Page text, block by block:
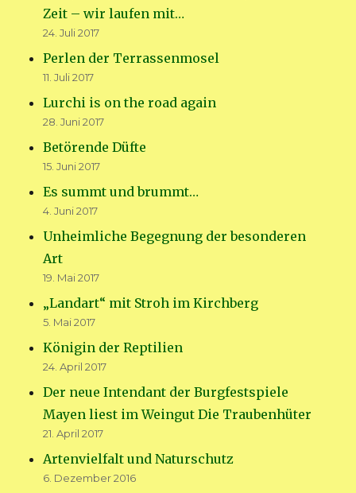
Zeit – wir laufen mit…
24. Juli 2017
Perlen der Terrassenmosel
11. Juli 2017
Lurchi is on the road again
28. Juni 2017
Betörende Düfte
15. Juni 2017
Es summt und brummt…
4. Juni 2017
Unheimliche Begegnung der besonderen
Art
19. Mai 2017
„Landart“ mit Stroh im Kirchberg
5. Mai 2017
Königin der Reptilien
24. April 2017
Der neue Intendant der Burgfestspiele
Mayen liest im Weingut Die Traubenhüter
21. April 2017
Artenvielfalt und Naturschutz
6. Dezember 2016